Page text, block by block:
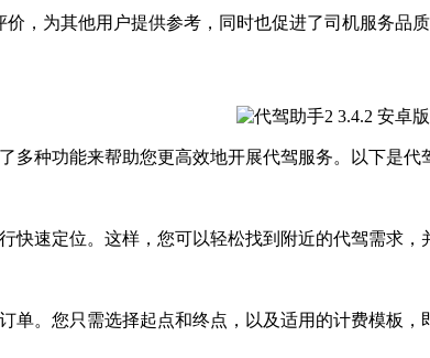
，为其他用户提供参考，同时也促进了司机服务品质
多种功能来帮助您更高效地开展代驾服务。以下是代
速定位。这样，您可以轻松找到附近的代驾需求，
单。您只需选择起点和终点，以及适用的计费模板，